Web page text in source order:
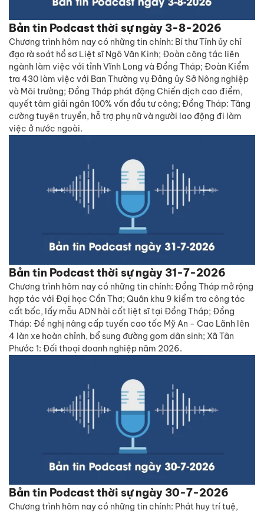
Bản tin Podcast thời sự ngày 3-8-2026
Chương trình hôm nay có những tin chính: Bí thư Tỉnh ủy chỉ
đạo rà soát hồ sơ Liệt sĩ Ngô Văn Kinh; Đoàn công tác liên
ngành làm việc với tỉnh Vĩnh Long và Đồng Tháp; Đoàn Kiểm
tra 430 làm việc với Ban Thường vụ Đảng ủy Sở Nông nghiệp
và Môi trường; Đồng Tháp phát động Chiến dịch cao điểm,
quyết tâm giải ngân 100% vốn đầu tư công; Đồng Tháp: Tăng
cường tuyên truyền, hỗ trợ phụ nữ và người lao động đi làm
việc ở nước ngoài.
Bản tin Podcast thời sự ngày 31-7-2026
Chương trình hôm nay có những tin chính: Đồng Tháp mở rộng
hợp tác với Đại học Cần Thơ; Quân khu 9 kiểm tra công tác
cất bốc, lấy mẫu ADN hài cốt liệt sĩ tại Đồng Tháp; Đồng
Tháp: Đề nghị nâng cấp tuyến cao tốc Mỹ An - Cao Lãnh lên
4 làn xe hoàn chỉnh, bổ sung đường gom dân sinh; Xã Tân
Phước 1: Đối thoại doanh nghiệp năm 2026.
Bản tin Podcast thời sự ngày 30-7-2026
Chương trình hôm nay có những tin chính: Phát huy trí tuệ,